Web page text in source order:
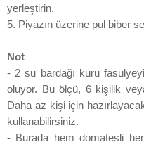
yerleştirin.
5. Piyazın üzerine pul biber
Not
- 2 su bardağı kuru
oluyor. Bu ölçü, 6 kişilik
Daha az kişi için
kullanabilirsiniz.
- Burada hem domatesli